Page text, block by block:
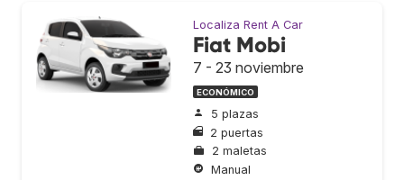
Localiza Rent A Car
Fiat Mobi
7 - 23 noviembre
ECONÓMICO
5 plazas
2 puertas
2 maletas
Manual